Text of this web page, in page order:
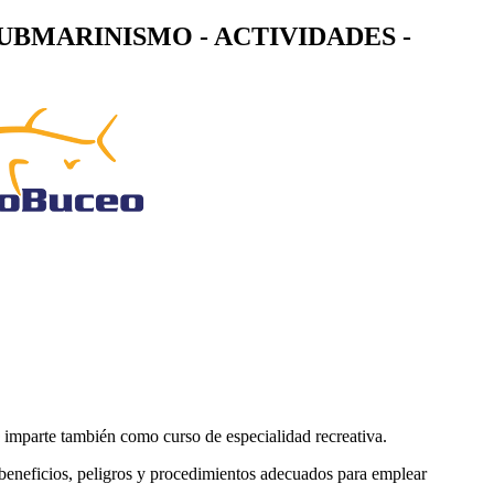
- ACTIVIDADES -
también como curso de especialidad recreativa.
peligros y procedimientos adecuados para emplear